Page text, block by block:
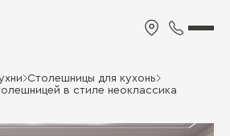
Столешницы для кухонь
в стиле неоклассика